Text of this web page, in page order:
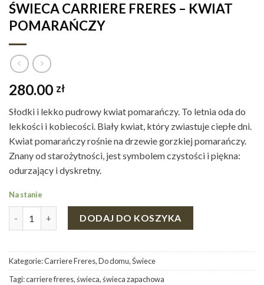
ŚWIECA CARRIERE FRERES – KWIAT
POMARAŃCZY
280.00 zł
Słodki i lekko pudrowy kwiat pomarańczy. To letnia oda do
lekkości i kobiecości. Biały kwiat, który zwiastuje ciepłe dni.
Kwiat pomarańczy rośnie na drzewie gorzkiej pomarańczy.
Znany od starożytności, jest symbolem czystości i piękna:
odurzający i dyskretny.
Na stanie
ilość ŚWIECA CARRIERE FRERES - KWIAT POMARAŃCZY
DODAJ DO KOSZYKA
Kategorie:Carriere Freres,Do domu,Świece
Tagi:carriere freres,świeca,świeca zapachowa